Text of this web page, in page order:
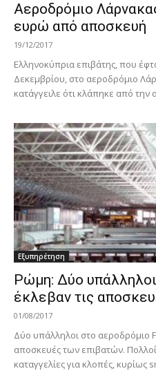
Αεροδρόμιο
ευρώ από αποσκευή
19/12/2017
Ελληνοκύπρια επιβάτης, που
Δεκεμβρίου, στο αεροδρόμιο
κατάγγειλε ότι κλάπηκε από την
Εξυπηρέτηση
Ρώμη: Δύο
έκλεβαν τις
01/08/2017
Δύο υπάλληλοι στο αεροδρόμιο
αποσκευές των επιβατών. Πολλοί
καταγγελίες για κλοπές,